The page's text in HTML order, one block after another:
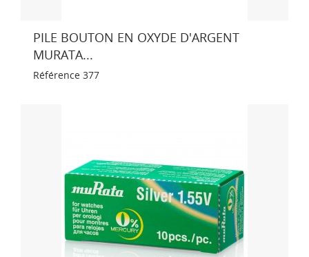
PILE BOUTON EN OXYDE D'ARGENT
MURATA...
Référence 377